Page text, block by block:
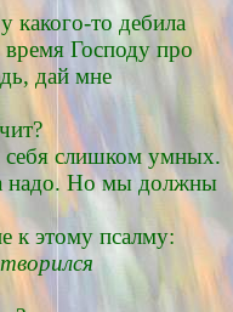
какого-то дебила
Господу про
дай мне
слишком умных.
надо. Но мы должны
к этому псалму: